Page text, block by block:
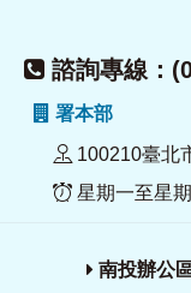
諮詢專線：
署本部
100210臺北
星期一至星
南投辦公